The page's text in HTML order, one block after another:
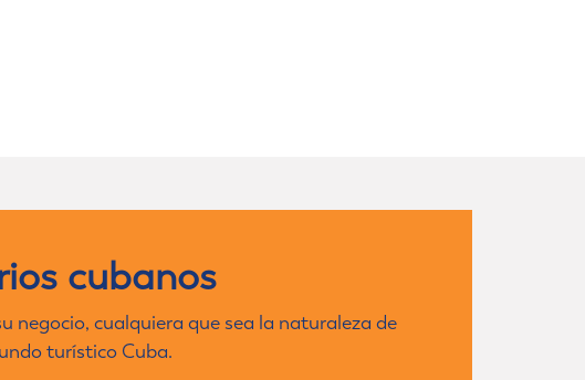
cubanos
negocio, cualquiera que sea la naturaleza de
turístico Cuba.